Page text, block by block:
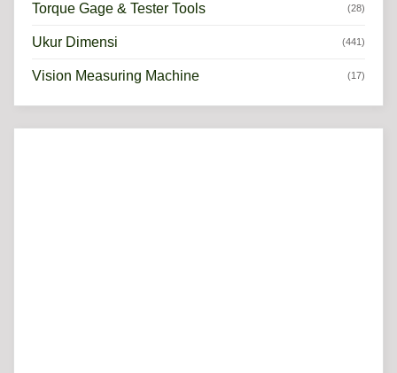
Torque Gage & Tester Tools (28)
Ukur Dimensi (441)
Vision Measuring Machine (17)